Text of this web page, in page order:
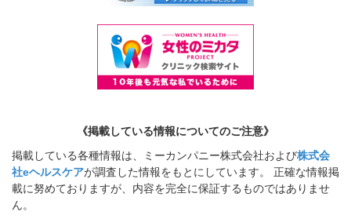
《掲載している情報についてのご注意》
掲載している各種情報は、ミーカンパニー株式会社および株式会
社eヘルスケアが調査した情報をもとにしています。 正確な情報掲
載に努めておりますが、内容を完全に保証するものではありませ
ん。